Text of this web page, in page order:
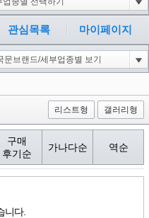
아이콘
아이콘
2
아이콘
2
관심목록 마이페이지
리스트형 갤러리형
구매
후기순
가나다순 역순
니다.